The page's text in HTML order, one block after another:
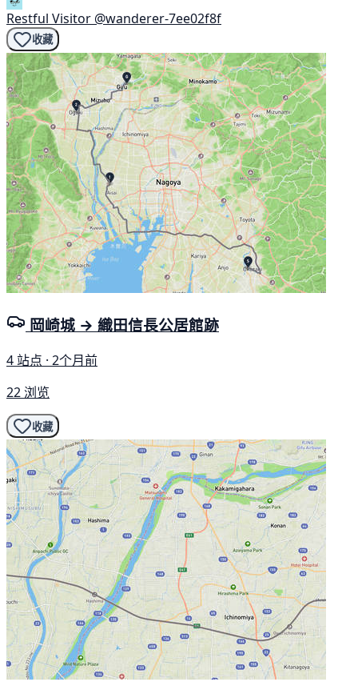
Restful Visitor @wanderer-7ee02f8f
收藏
岡崎城 → 織田信長公居館跡
4 站点 · 2个月前
22 浏览
收藏